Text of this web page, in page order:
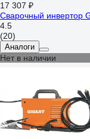
17 307 ₽
Сварочный инвертор
4.5
(20)
Аналоги
Нет в наличии